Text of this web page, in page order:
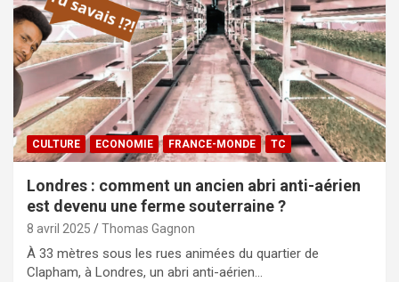
CULTURE ECONOMIE FRANCE-MONDE TC
Londres : comment un ancien abri anti-aérien
est devenu une ferme souterraine ?
8 avril 2025 Thomas Gagnon
À 33 mètres sous les rues animées du quartier de
Clapham, à Londres, un abri anti-aérien…